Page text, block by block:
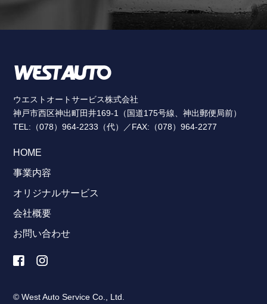
ウエストオートサービス株式会社
神戸市西区神出町田井169-1（国道175号線、神出郵便局前）
TEL:（078）964-2233（代）／FAX:（078）964-2277
HOME
事業内容
オリジナルサービス
会社概要
お問い合わせ
© West Auto Service Co., Ltd.